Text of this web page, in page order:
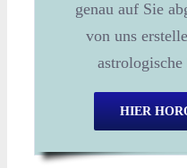
genau auf Sie
von uns
astrologische
HIER